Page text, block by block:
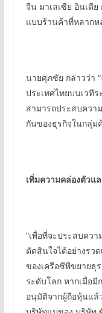
จีน มาเลเซีย อินเดี
แบบร้านค้าที่หลาก
นายศุภชัย กล่าวว่า
ประเทศไทยบนเวที
สามารถประสบควา
กันของธุรกิจในกลุ่ม
เพิ่มความคล่องตัวแ
“เพื่อที่จะประสบคว
ตัดสินใจได้อย่างรว
ของเครือซีพีขยายธุ
ระดับโลก หากเมื่อมี
อนุมัติจากผู้ถือหุ้นแล้